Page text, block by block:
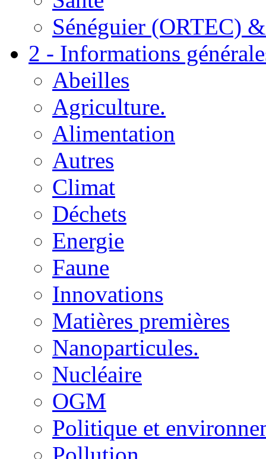
Sénéguier (ORTEC)
2 - Informations
Abeilles
Agriculture.
Alimentation
Autres
Climat
Déchets
Energie
Faune
Innovations
Matières premières
Nanoparticules.
Nucléaire
OGM
Politique et